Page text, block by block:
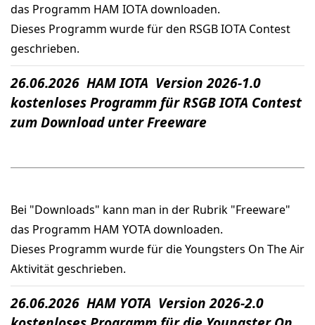
das Programm HAM IOTA downloaden.
Dieses Programm wurde für den RSGB IOTA Contest
geschrieben.
26.06.2026 HAM IOTA Version 2026-1.0
kostenloses Programm für RSGB IOTA Contest
zum Download unter Freeware
Bei "Downloads" kann man in der Rubrik "Freeware"
das Programm HAM YOTA downloaden.
Dieses Programm wurde für die Youngsters On The Air
Aktivität geschrieben.
26.06.2026 HAM YOTA Version 2026-2.0